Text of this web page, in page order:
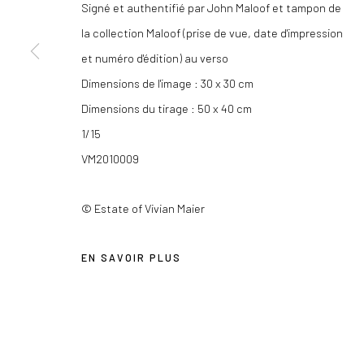
Les Douches la Galerie
54, rue Chapon
75003 Paris
Privacy Policy
Signé et authentifié par John Maloof et tampon de
la collection Maloof (prise de vue, date d'impression
et numéro d'édition) au verso
Dimensions de l'image : 30 x 30 cm
Dimensions du tirage : 50 x 40 cm
1/15
VM2010009
© Estate of Vivian Maier
EN SAVOIR PLUS